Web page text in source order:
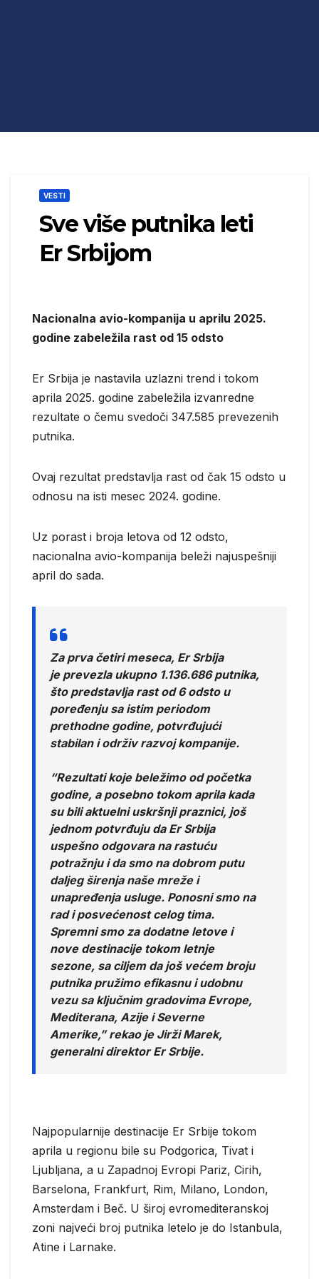
VESTI
Sve više putnika leti
Er Srbijom
Nacionalna avio-kompanija u aprilu 2025.
godine zabeležila rast od 15 odsto
Er Srbija je nastavila uzlazni trend i tokom
aprila 2025. godine zabeležila izvanredne
rezultate o čemu svedoči 347.585 prevezenih
putnika.
Ovaj rezultat predstavlja rast od čak 15 odsto u
odnosu na isti mesec 2024. godine.
Uz porast i broja letova od 12 odsto,
nacionalna avio-kompanija beleži najuspešniji
april do sada.
Za prva četiri meseca, Er Srbija
je prevezla ukupno 1.136.686 putnika,
što predstavlja rast od 6 odsto u
poređenju sa istim periodom
prethodne godine, potvrđujući
stabilan i održiv razvoj kompanije.
“Rezultati koje beležimo od početka
godine, a posebno tokom aprila kada
su bili aktuelni uskršnji praznici, još
jednom potvrđuju da Er Srbija
uspešno odgovara na rastuću
potražnju i da smo na dobrom putu
daljeg širenja naše mreže i
unapređenja usluge. Ponosni smo na
rad i posvećenost celog tima.
Spremni smo za dodatne letove i
nove destinacije tokom letnje
sezone, sa ciljem da još većem broju
putnika pružimo efikasnu i udobnu
vezu sa ključnim gradovima Evrope,
Mediterana, Azije i Severne
Amerike,” rekao je Jirži Marek,
generalni direktor Er Srbije.
Najpopularnije destinacije Er Srbije tokom
aprila u regionu bile su Podgorica, Tivat i
Ljubljana, a u Zapadnoj Evropi Pariz, Cirih,
Barselona, Frankfurt, Rim, Milano, London,
Amsterdam i Beč. U široj evromediteranskoj
zoni najveći broj putnika letelo je do Istanbula,
Atine i Larnake.